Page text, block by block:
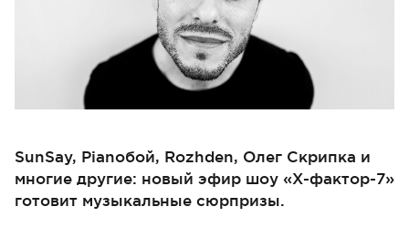
SunSay, Pianoбой, Rozhden, Олег Скрипка и
многие другие: новый эфир шоу «Х-фактор-7»
готовит музыкальные сюрпризы.